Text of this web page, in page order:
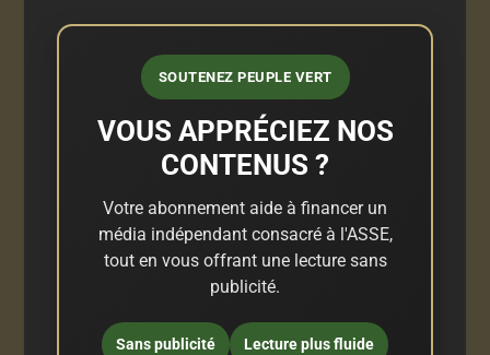
SOUTENEZ PEUPLE VERT
VOUS APPRÉCIEZ NOS
CONTENUS ?
Votre abonnement aide à financer un
média indépendant consacré à l'ASSE,
tout en vous offrant une lecture sans
publicité.
Sans publicité Lecture plus fluide